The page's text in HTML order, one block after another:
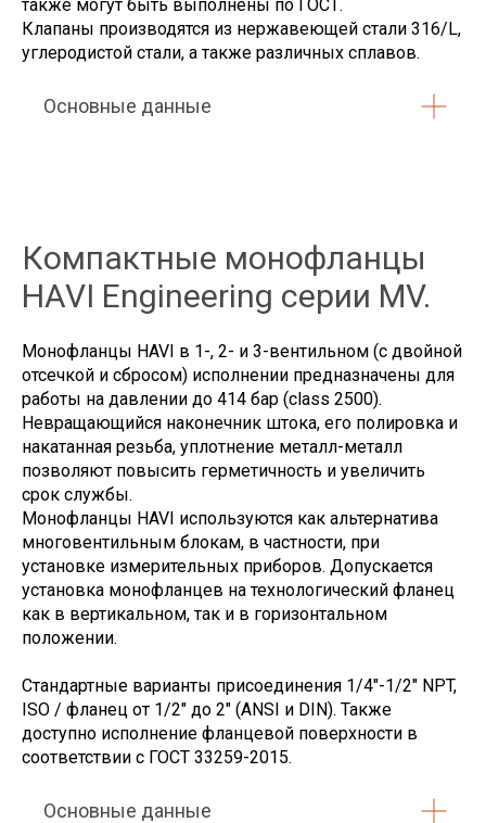
также могут быть выполнены по ГОСТ.
Клапаны производятся из нержавеющей стали 316/L,
углеродистой стали, а также различных сплавов.
Основные данные
Компактные монофланцы
HAVI Engineering серии MV.
Монофланцы HAVI в 1-, 2- и 3-вентильном (с двойной
отсечкой и сбросом) исполнении предназначены для
работы на давлении до 414 бар (class 2500).
Невращающийся наконечник штока, его полировка и
накатанная резьба, уплотнение металл-металл
позволяют повысить герметичность и увеличить
срок службы.
Монофланцы HAVI используются как альтернатива
многовентильным блокам, в частности, при
установке измерительных приборов. Допускается
установка монофланцев на технологический фланец
как в вертикальном, так и в горизонтальном
положении.
Стандартные варианты присоединения 1/4"-1/2" NPT,
ISO / фланец от 1/2" до 2" (ANSI и DIN). Также
доступно исполнение фланцевой поверхности в
соответствии с ГОСТ 33259-2015.
Основные данные